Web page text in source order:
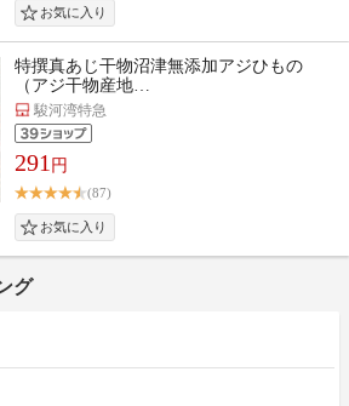
特撰真あじ干物沼津無添加アジひもの
（アジ干物産地…
駿河湾特急
291 円
(87)
グ